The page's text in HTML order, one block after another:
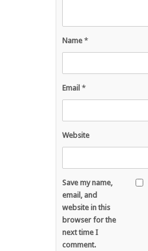
Name *
Email *
Website
Save my name,
email, and
website in this
browser for the
next time I
comment.